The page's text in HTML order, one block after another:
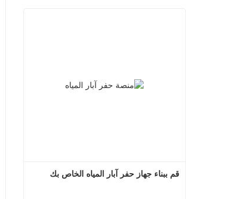
قم ببناء جهاز حفر آبار المياه الخاص بك